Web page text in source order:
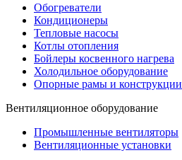
Обогреватели
Кондиционеры
Тепловые насосы
Котлы отопления
Бойлеры косвенного нагрева
Холодильное оборудование
Опорные рамы и конструкции
Вентиляционное оборудование
Промышленные вентиляторы
Вентиляционные установки